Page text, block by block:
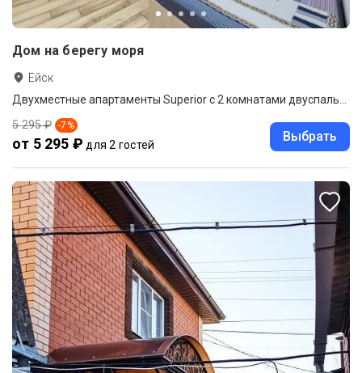
Дом на берегу моря
Ейск
Двухместные апартаменты Superior с 2 комнатами двуспальная кровать
5 295 ₽ -7 %
от 5 295 ₽ для 2 гостей
Выбрать